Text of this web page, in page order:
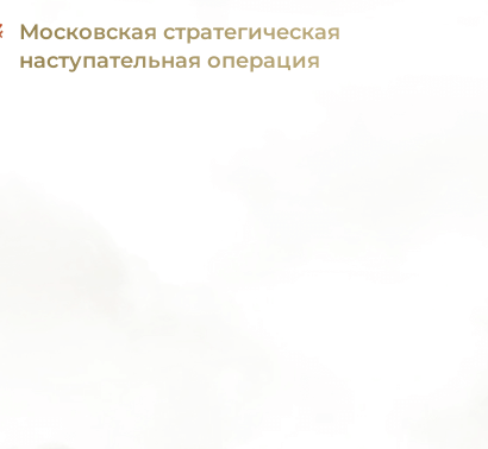
Московская стратегическая
наступательная операция